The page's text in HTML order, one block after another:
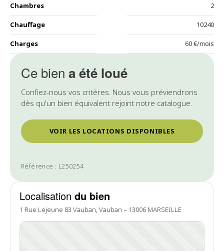
Ce bien a été loué
Confiez-nous vos critères. Nous vous préviendrons
dès qu'un bien équivalent rejoint notre catalogue.
VOIR LES LOCATIONS DISPONIBLES
Référence : L250254
Localisation du bien
1 Rue Lejeune 83 Vauban, Vauban – 13006 MARSEILLE
Chambres 2
Chauffage 10240
Charges 60 €/mois